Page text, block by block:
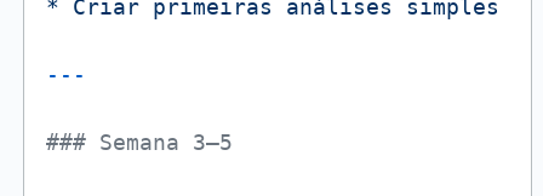
*
Criar primeiras análises simples
### Semana 3–5